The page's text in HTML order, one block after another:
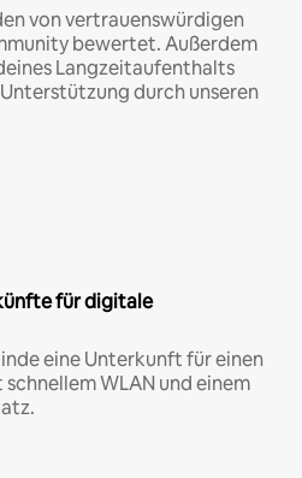
von vertrauenswürdigen
bewertet. Außerdem
Langzeitaufenthalts
durch unseren
für digitale
eine Unterkunft für einen
WLAN und einem